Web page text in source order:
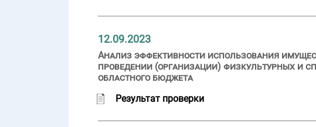
12.09.2023
Анализ эффективности использования
проведении (организации) физкультурных и
областного бюджета
Результат проверки